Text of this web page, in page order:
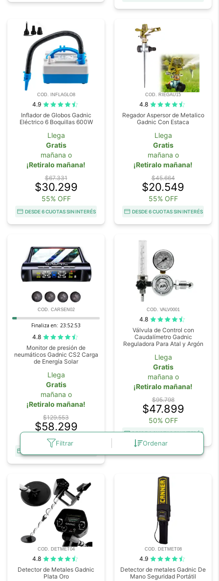
Filtrar Ordenar
COD. INFLAGLO8
4.9
Inflador de Globos Gadnic
Eléctrico 6 Boquillas 600W
Llega
Gratis
mañana o
¡Retiralo mañana!
$67.331
$30.299
55% OFF
DESDE 6 CUOTAS SIN INTERÉS
COD. RIEGAU15
4.8
Regador Aspersor de Metalico
Gadnic Con Estaca
Llega
Gratis
mañana o
¡Retiralo mañana!
$45.664
$20.549
55% OFF
DESDE 6 CUOTAS SIN INTERÉS
COD. CARSEN02
Finaliza en: 23:52:52
4.8
Monitor de presión de
neumáticos Gadnic CS2 Carga
de Energía Solar
Llega
Gratis
mañana o
¡Retiralo mañana!
$129.553
$58.299
55% OFF
COD. VALV0001
4.8
Válvula de Control con
Caudalímetro Gadnic
Reguladora Para Atal y Argón
Llega
Gratis
mañana o
¡Retiralo mañana!
$95.798
$47.899
50% OFF
DESDE 6 CUOTAS SIN INTERÉS
COD. DETMET04
4.8
Detector de Metales Gadnic
Plata Oro
COD. DETMET08
4.9
Detector de metales Gadnic De
Mano Seguridad Portátil